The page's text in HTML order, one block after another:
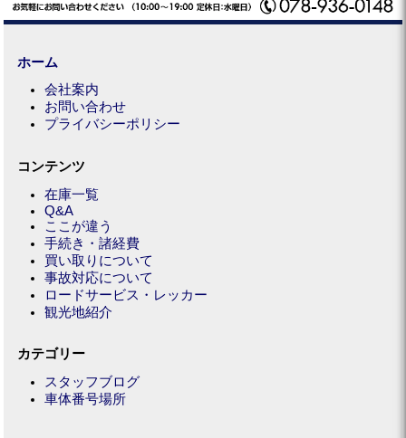
ホーム
会社案内
お問い合わせ
プライバシーポリシー
コンテンツ
在庫一覧
Q&A
ここが違う
手続き・諸経費
買い取りについて
事故対応について
ロードサービス・レッカー
観光地紹介
カテゴリー
スタッフブログ
車体番号場所